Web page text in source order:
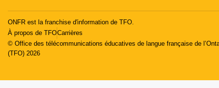
ONFR est la franchise d'information de TFO.
À propos de TFOCarrières
© Office des télécommunications éducatives de langue française de
(TFO) 2026